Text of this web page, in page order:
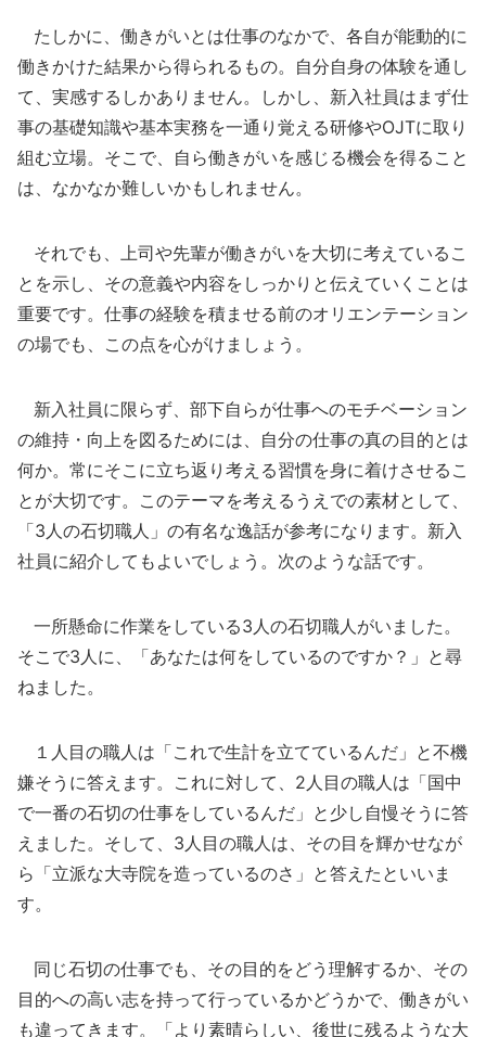
たしかに、働きがいとは仕事のなかで、各自が能動的に
働きかけた結果から得られるもの。自分自身の体験を通し
て、実感するしかありません。しかし、新入社員はまず仕
事の基礎知識や基本実務を一通り覚える研修やOJTに取り
組む立場。そこで、自ら働きがいを感じる機会を得ること
は、なかなか難しいかもしれません。
それでも、上司や先輩が働きがいを大切に考えているこ
とを示し、その意義や内容をしっかりと伝えていくことは
重要です。仕事の経験を積ませる前のオリエンテーション
の場でも、この点を心がけましょう。
新入社員に限らず、部下自らが仕事へのモチベーション
の維持・向上を図るためには、自分の仕事の真の目的とは
何か。常にそこに立ち返り考える習慣を身に着けさせるこ
とが大切です。このテーマを考えるうえでの素材として、
「3人の石切職人」の有名な逸話が参考になります。新入
社員に紹介してもよいでしょう。次のような話です。
一所懸命に作業をしている3人の石切職人がいました。
そこで3人に、「あなたは何をしているのですか？」と尋
ねました。
１人目の職人は「これで生計を立てているんだ」と不機
嫌そうに答えます。これに対して、2人目の職人は「国中
で一番の石切の仕事をしているんだ」と少し自慢そうに答
えました。そして、3人目の職人は、その目を輝かせなが
ら「立派な大寺院を造っているのさ」と答えたといいま
す。
同じ石切の仕事でも、その目的をどう理解するか、その
目的への高い志を持って行っているかどうかで、働きがい
も違ってきます。「より素晴らしい、後世に残るような大